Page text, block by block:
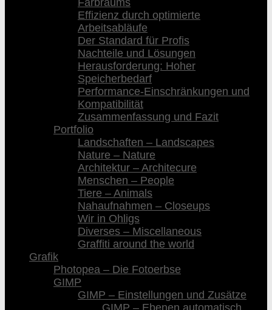
Farbraums
Effizienz durch optimierte
Arbeitsabläufe
Der Standard für Profis
Nachteile und Lösungen
Herausforderung: Hoher
Speicherbedarf
Performance-Einschränkungen und
Kompatibilität
Zusammenfassung und Fazit
Portfolio
Landschaften – Landscapes
Nature – Nature
Architektur – Architecure
Menschen – People
Tiere – Animals
Nahaufnahmen – Closeups
Wir in Ohligs
Diverses – Miscellaneous
Graffiti around the world
Grafik
Photopea – Die Fotoerbse
GIMP
GIMP – Einstellungen und Zusätze